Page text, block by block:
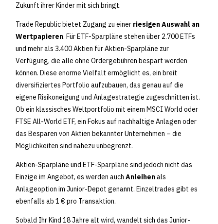
Zukunft ihrer Kinder mit sich bringt.
Trade Republic bietet Zugang zu einer riesigen Auswahl an
Wertpapieren. Für ETF-Sparpläne stehen über 2.700 ETFs
und mehr als 3.400 Aktien für Aktien-Sparpläne zur
Verfügung, die alle ohne Ordergebühren bespart werden
können. Diese enorme Vielfalt ermöglicht es, ein breit
diversifiziertes Portfolio aufzubauen, das genau auf die
eigene Risikoneigung und Anlagestrategie zugeschnitten ist.
Ob ein klassisches Weltportfolio mit einem MSCI World oder
FTSE All-World ETF, ein Fokus auf nachhaltige Anlagen oder
das Besparen von Aktien bekannter Unternehmen – die
Möglichkeiten sind nahezu unbegrenzt.
Aktien-Sparpläne und ETF-Sparpläne sind jedoch nicht das
Einzige im Angebot, es werden auch Anleihenals
Anlageoption im Junior-Depot genannt. Einzeltrades gibt es
ebenfalls ab 1 € pro Transaktion.
Sobald Ihr Kind 18 Jahre alt wird, wandelt sich das Junior-